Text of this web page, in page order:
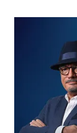
CONCORSI
EVENTI